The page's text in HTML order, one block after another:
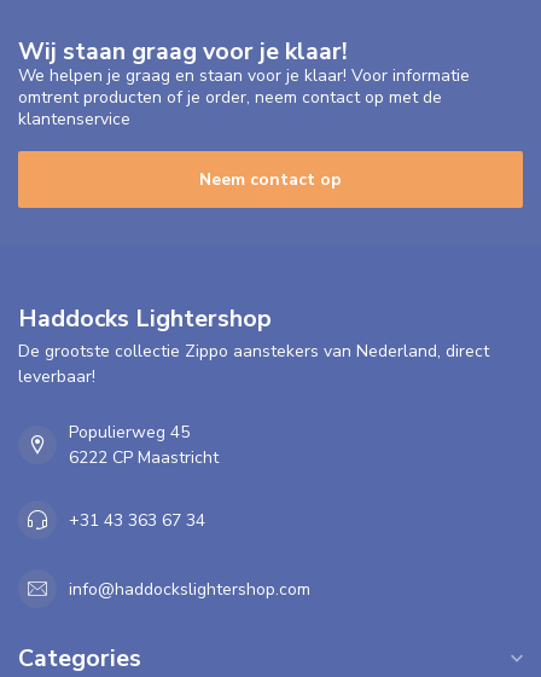
Wij staan graag voor je klaar!
We helpen je graag en staan voor je klaar! Voor informatie
omtrent producten of je order, neem contact op met de
klantenservice
Neem contact op
Haddocks Lightershop
De grootste collectie Zippo aanstekers van Nederland, direct
leverbaar!
Populierweg 45
6222 CP Maastricht
+31 43 363 67 34
info@haddockslightershop.com
Categories